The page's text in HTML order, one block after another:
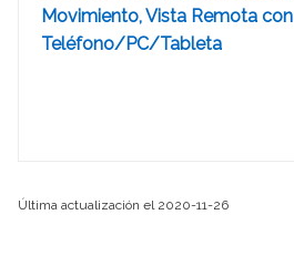
Movimiento, Vista Remota con
Teléfono/PC/Tableta
Última actualización el 2020-11-26